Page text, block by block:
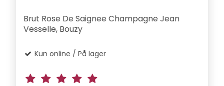
Brut Rose De Saignee Champagne Jean
Vesselle, Bouzy
Kun online / På lager